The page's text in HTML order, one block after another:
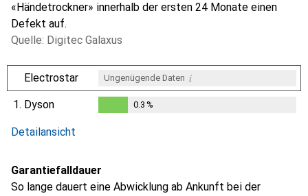
«Händetrockner» innerhalb der ersten 24 Monate einen
Defekt auf.
Quelle: Digitec Galaxus
Electrostar Ungenügende Daten i
1. Dyson 0.3 %
Detailansicht
Garantiefalldauer
So lange dauert eine Abwicklung ab Ankunft bei der